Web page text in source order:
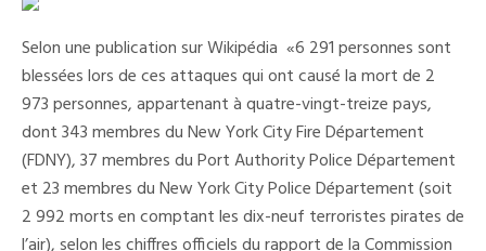
Selon une publication sur Wikipédia «6 291 personnes sont
blessées lors de ces attaques qui ont causé la mort de 2
973 personnes, appartenant à quatre-vingt-treize pays,
dont 343 membres du New York City Fire Département
(FDNY), 37 membres du Port Authority Police Département
et 23 membres du New York City Police Département (soit
2 992 morts en comptant les dix-neuf terroristes pirates de